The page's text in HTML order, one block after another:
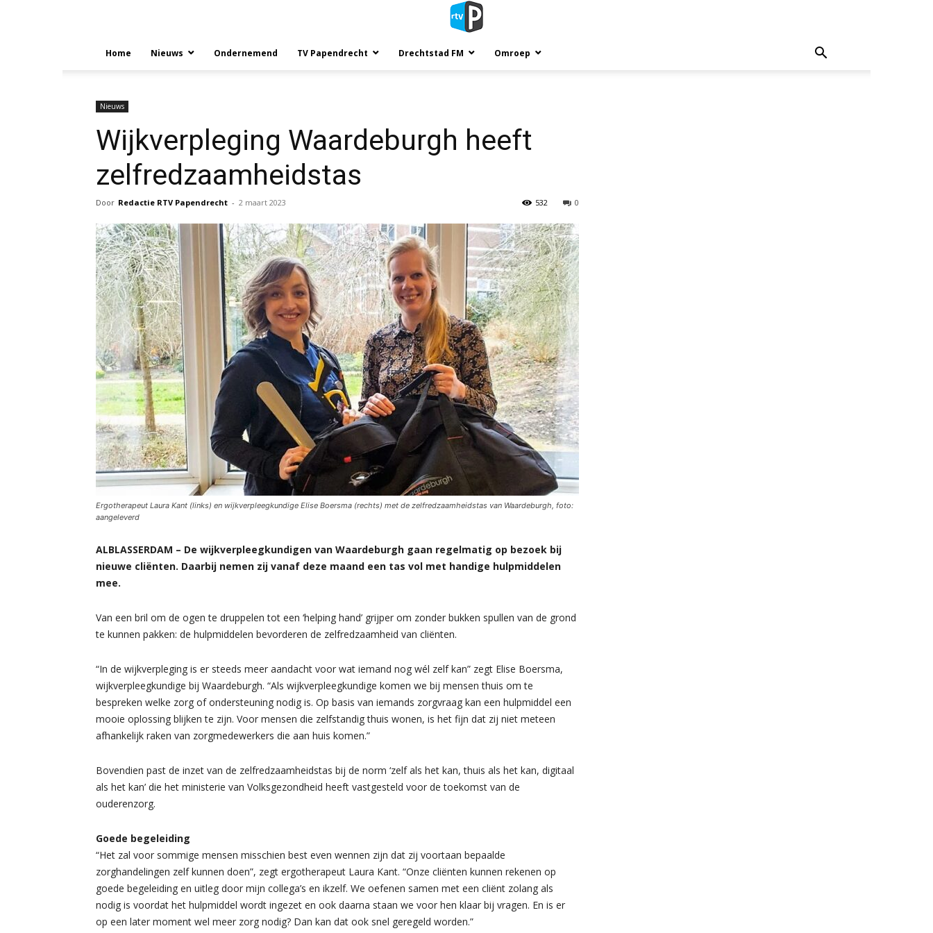
Home Nieuws Ondernemend TV Papendrecht Drechtstad FM Omroep
Nieuws
Wijkverpleging Waardeburgh heeft
zelfredzaamheidstas
Door Redactie RTV Papendrecht - 2 maart 2023 0
532
Ergotherapeut Laura Kant (links) en wijkverpleegkundige Elise Boersma (rechts) met de zelfredzaamheidstas van Waardeburgh, foto:
aangeleverd
ALBLASSERDAM – De wijkverpleegkundigen van Waardeburgh gaan regelmatig op bezoek bij
nieuwe cliënten. Daarbij nemen zij vanaf deze maand een tas vol met handige hulpmiddelen
mee.
Van een bril om de ogen te druppelen tot een ‘helping hand’ grijper om zonder bukken spullen van de grond
te kunnen pakken: de hulpmiddelen bevorderen de zelfredzaamheid van cliënten.
“In de wijkverpleging is er steeds meer aandacht voor wat iemand nog wél zelf kan” zegt Elise Boersma,
wijkverpleegkundige bij Waardeburgh. “Als wijkverpleegkundige komen we bij mensen thuis om te
bespreken welke zorg of ondersteuning nodig is. Op basis van iemands zorgvraag kan een hulpmiddel een
mooie oplossing blijken te zijn. Voor mensen die zelfstandig thuis wonen, is het fijn dat zij niet meteen
afhankelijk raken van zorgmedewerkers die aan huis komen.”
Bovendien past de inzet van de zelfredzaamheidstas bij de norm ‘zelf als het kan, thuis als het kan, digitaal
als het kan’ die het ministerie van Volksgezondheid heeft vastgesteld voor de toekomst van de
ouderenzorg.
Goede begeleiding
“Het zal voor sommige mensen misschien best even wennen zijn dat zij voortaan bepaalde
zorghandelingen zelf kunnen doen”, zegt ergotherapeut Laura Kant. “Onze cliënten kunnen rekenen op
goede begeleiding en uitleg door mijn collega’s en ikzelf. We oefenen samen met een cliënt zolang als
nodig is voordat het hulpmiddel wordt ingezet en ook daarna staan we voor hen klaar bij vragen. En is er
op een later moment wel meer zorg nodig? Dan kan dat ook snel geregeld worden.”